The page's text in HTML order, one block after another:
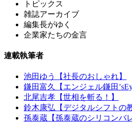
トピックス
雑誌アーカイブ
編集長がゆく
企業家たちの金言
連載執筆者
池田ゆう【社長のおしゃれ】
鎌田富久【エンジェル鎌田
北尾吉孝【世相を斬る！】
鈴木康弘【デジタルシフトの
孫泰蔵【孫泰蔵のシリコンバ